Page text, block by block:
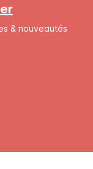
& nouveautés